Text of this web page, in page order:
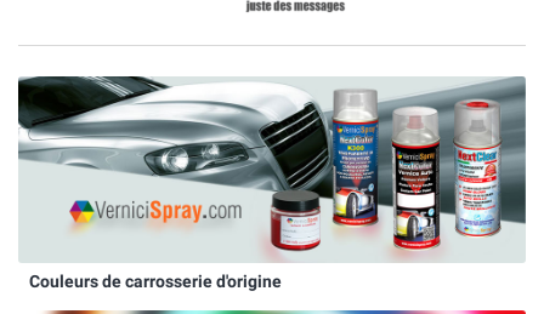
Couleurs de carrosserie d'origine